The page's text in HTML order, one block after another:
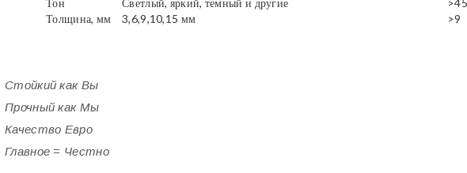
Тон
Светлый, яркий, темный и другие
>45
Толщина, мм
3,6,9,10,15 мм >9
Стойкий как Вы
Прочный как Мы
Качество Евро
Главное = Честно